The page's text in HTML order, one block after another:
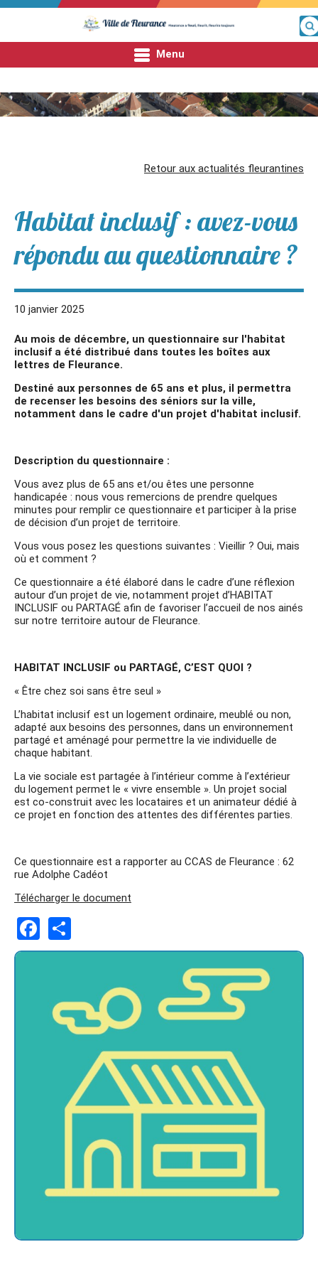
Menu
Fleurance
Entre nous
Retour aux actualités fleurantines
Habitat inclusif : avez-vous
répondu au questionnaire ?
10 janvier 2025
Au mois de décembre, un questionnaire sur l'habitat
inclusif a été distribué dans toutes les boîtes aux
lettres de Fleurance.
Destiné aux personnes de 65 ans et plus, il permettra
de recenser les besoins des séniors sur la ville,
notamment dans le cadre d'un projet d'habitat inclusif.
Description du questionnaire :
Vous avez plus de 65 ans et/ou êtes une personne
handicapée : nous vous remercions de prendre quelques
minutes pour remplir ce questionnaire et participer à la prise
de décision d’un projet de territoire.
Vous vous posez les questions suivantes : Vieillir ? Oui, mais
où et comment ?
Ce questionnaire a été élaboré dans le cadre d’une réflexion
autour d’un projet de vie, notamment projet d’HABITAT
INCLUSIF ou PARTAGÉ afin de favoriser l’accueil de nos ainés
sur notre territoire autour de Fleurance.
HABITAT INCLUSIF ou PARTAGÉ, C’EST QUOI ?
« Être chez soi sans être seul »
L’habitat inclusif est un logement ordinaire, meublé ou non,
adapté aux besoins des personnes, dans un environnement
partagé et aménagé pour permettre la vie individuelle de
chaque habitant.
La vie sociale est partagée à l’intérieur comme à l’extérieur
du logement permet le « vivre ensemble ». Un projet social
est co-construit avec les locataires et un animateur dédié à
ce projet en fonction des attentes des différentes parties.
Ce questionnaire est a rapporter au CCAS de Fleurance : 62
rue Adolphe Cadéot
Télécharger le document
Facebook